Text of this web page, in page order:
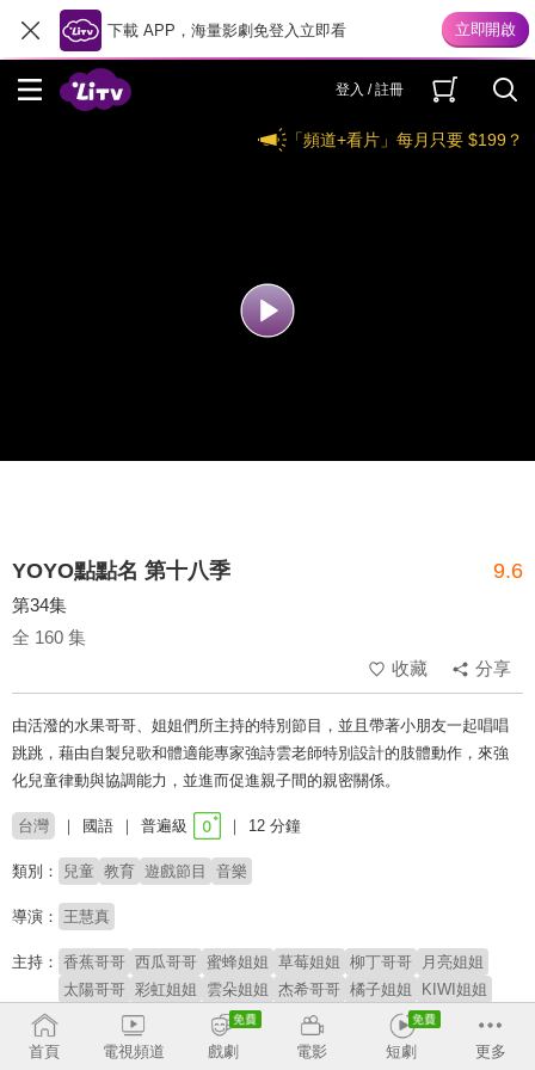
下載 APP，海量影劇免登入立即看
登入 / 註冊
「頻道+看片」每月只要 $199？
YOYO點點名 第十八季 9.6
第34集
全 160 集
收藏
分享
由活潑的水果哥哥、姐姐們所主持的特別節目，並且帶著小朋友一起唱唱
跳跳，藉由自製兒歌和體適能專家強詩雲老師特別設計的肢體動作，來強
化兒童律動與協調能力，並進而促進親子間的親密關係。
台灣 國語 普遍級 12 分鐘
類別： 兒童 教育 遊戲節目 音樂
導演： 王慧真
主持： 香蕉哥哥 西瓜哥哥 蜜蜂姐姐 草莓姐姐 柳丁哥哥
月亮姐姐
太陽哥哥 彩虹姐姐 雲朵姐姐 杰希哥哥 橘子姐姐
KIWI姐姐
櫻桃姐姐 番茄姐姐 YOYOMAN家族 阿嗚
# 學齡前 # YOYO家族
首頁 電視頻道 戲劇 電影 短劇 更多